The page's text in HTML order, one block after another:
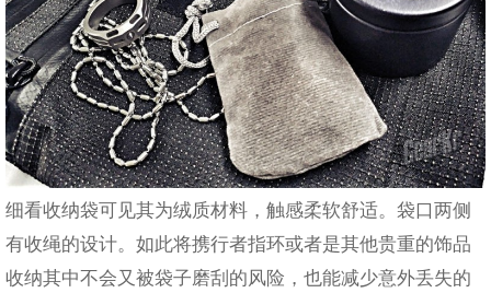
细看收纳袋可见其为绒质材料，触感柔软舒适。袋口两侧
有收绳的设计。如此将携行者指环或者是其他贵重的饰品
收纳其中不会又被袋子磨刮的风险，也能减少意外丢失的